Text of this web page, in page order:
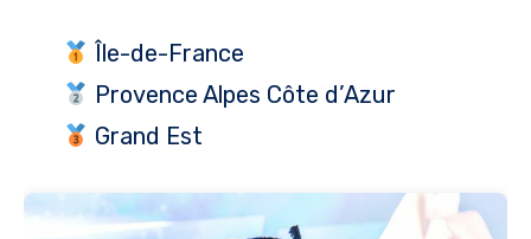
Île-de-France
Provence Alpes Côte d’Azur
Grand Est